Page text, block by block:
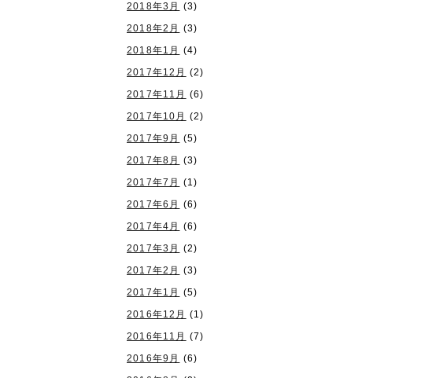
2018年3月
(3)
2018年2月
(3)
2018年1月
(4)
2017年12月
(2)
2017年11月
(6)
2017年10月
(2)
2017年9月
(5)
2017年8月
(3)
2017年7月
(1)
2017年6月
(6)
2017年4月
(6)
2017年3月
(2)
2017年2月
(3)
2017年1月
(5)
2016年12月
(1)
2016年11月
(7)
2016年9月
(6)